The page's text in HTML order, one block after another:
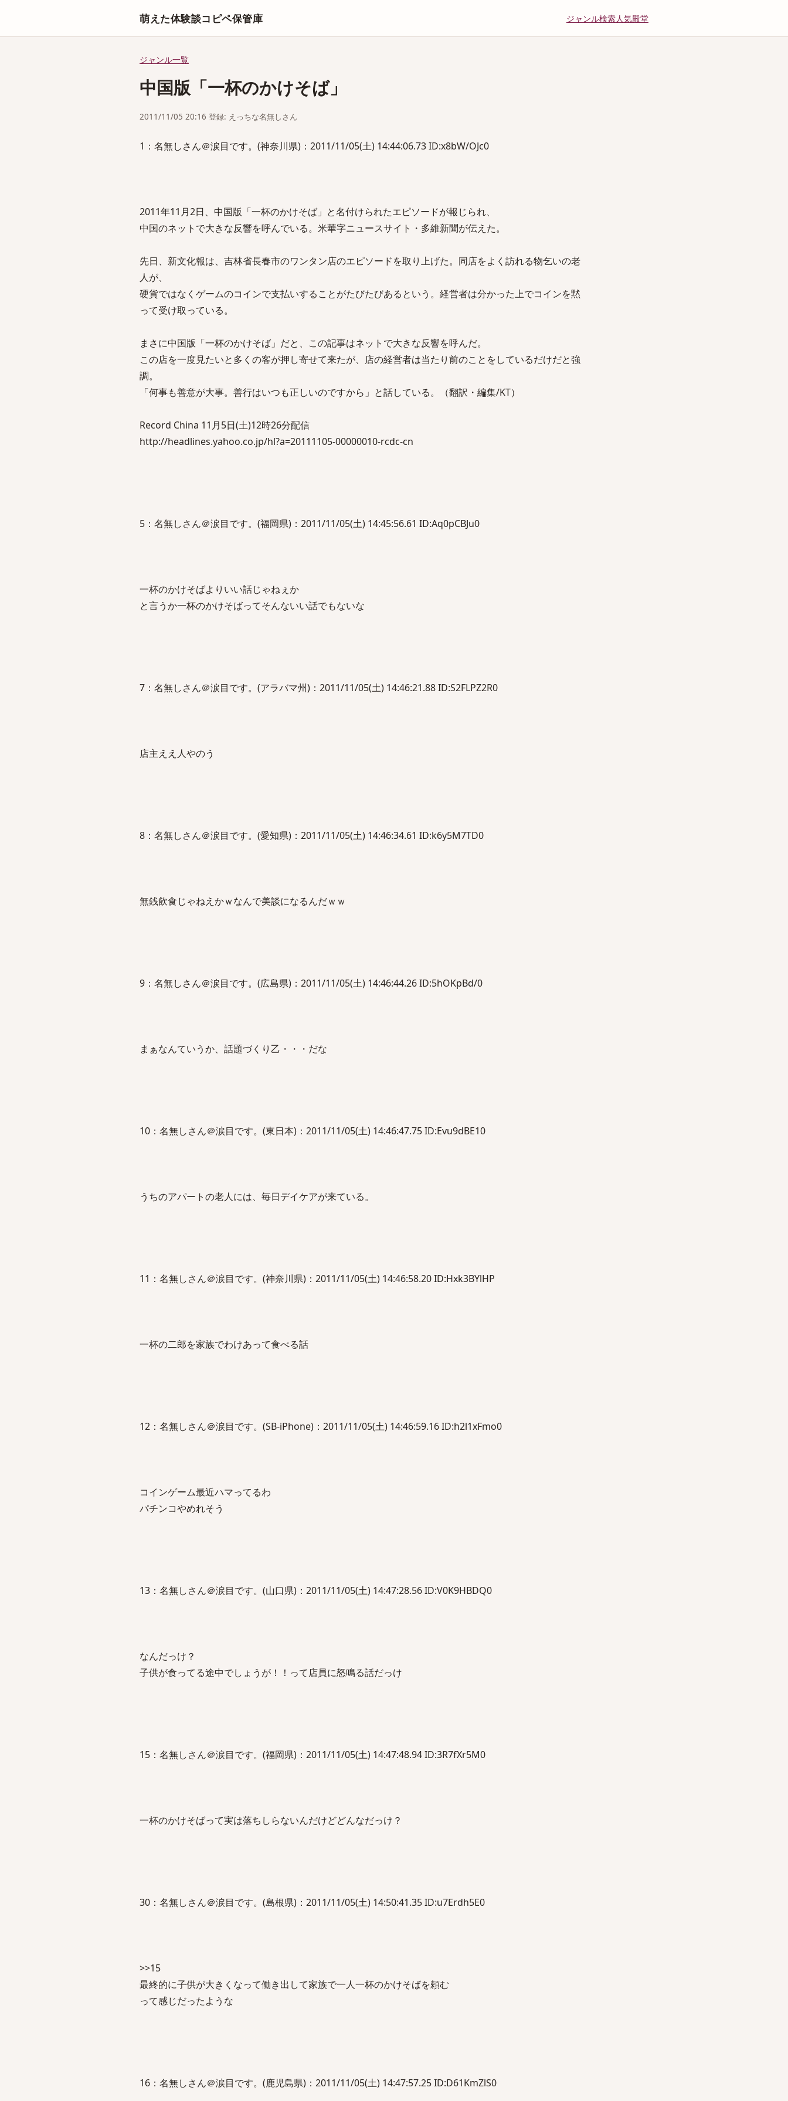
萌えた体験談コピペ保管庫 ジャンル検索人気殿堂
ジャンル一覧
中国版「一杯のかけそば」
2011/11/05 20:16 登録: えっちな名無しさん
1：名無しさん＠涙目です。(神奈川県)：2011/11/05(土) 14:44:06.73 ID:x8bW/OJc0
2011年11月2日、中国版「一杯のかけそば」と名付けられたエピソードが報じられ、
中国のネットで大きな反響を呼んでいる。米華字ニュースサイト・多維新聞が伝えた。
先日、新文化報は、吉林省長春市のワンタン店のエピソードを取り上げた。同店をよく訪れる物乞いの老
人が、
硬貨ではなくゲームのコインで支払いすることがたびたびあるという。経営者は分かった上でコインを黙
って受け取っている。
まさに中国版「一杯のかけそば」だと、この記事はネットで大きな反響を呼んだ。
この店を一度見たいと多くの客が押し寄せて来たが、店の経営者は当たり前のことをしているだけだと強
調。
「何事も善意が大事。善行はいつも正しいのですから」と話している。（翻訳・編集/KT）
Record China 11月5日(土)12時26分配信
http://headlines.yahoo.co.jp/hl?a=20111105-00000010-rcdc-cn
5：名無しさん＠涙目です。(福岡県)：2011/11/05(土) 14:45:56.61 ID:Aq0pCBJu0
一杯のかけそばよりいい話じゃねぇか
と言うか一杯のかけそばってそんないい話でもないな
7：名無しさん＠涙目です。(アラバマ州)：2011/11/05(土) 14:46:21.88 ID:S2FLPZ2R0
店主ええ人やのう
8：名無しさん＠涙目です。(愛知県)：2011/11/05(土) 14:46:34.61 ID:k6y5M7TD0
無銭飲食じゃねえかｗなんで美談になるんだｗｗ
9：名無しさん＠涙目です。(広島県)：2011/11/05(土) 14:46:44.26 ID:5hOKpBd/0
まぁなんていうか、話題づくり乙・・・だな
10：名無しさん＠涙目です。(東日本)：2011/11/05(土) 14:46:47.75 ID:Evu9dBE10
うちのアパートの老人には、毎日デイケアが来ている。
11：名無しさん＠涙目です。(神奈川県)：2011/11/05(土) 14:46:58.20 ID:Hxk3BYlHP
一杯の二郎を家族でわけあって食べる話
12：名無しさん＠涙目です。(SB-iPhone)：2011/11/05(土) 14:46:59.16 ID:h2l1xFmo0
コインゲーム最近ハマってるわ
パチンコやめれそう
13：名無しさん＠涙目です。(山口県)：2011/11/05(土) 14:47:28.56 ID:V0K9HBDQ0
なんだっけ？
子供が食ってる途中でしょうが！！って店員に怒鳴る話だっけ
15：名無しさん＠涙目です。(福岡県)：2011/11/05(土) 14:47:48.94 ID:3R7fXr5M0
一杯のかけそばって実は落ちしらないんだけどどんなだっけ？
30：名無しさん＠涙目です。(島根県)：2011/11/05(土) 14:50:41.35 ID:u7Erdh5E0
>>15
最終的に子供が大きくなって働き出して家族で一人一杯のかけそばを頼む
って感じだったような
16：名無しさん＠涙目です。(鹿児島県)：2011/11/05(土) 14:47:57.25 ID:D61KmZlS0